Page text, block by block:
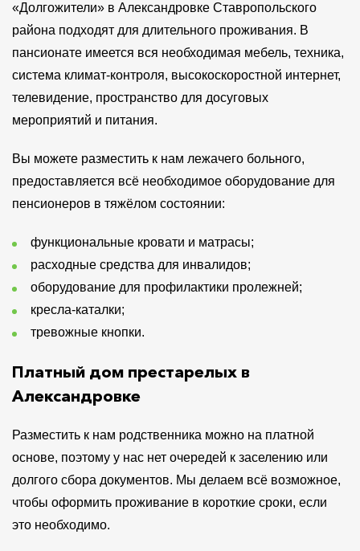
«Долгожители» в Александровке Ставропольского
района подходят для длительного проживания. В
пансионате имеется вся необходимая мебель, техника,
система климат-контроля, высокоскоростной интернет,
телевидение, пространство для досуговых
мероприятий и питания.
Вы можете разместить к нам лежачего больного,
предоставляется всё необходимое оборудование для
пенсионеров в тяжёлом состоянии:
функциональные кровати и матрасы;
расходные средства для инвалидов;
оборудование для профилактики пролежней;
кресла-каталки;
тревожные кнопки.
Платный дом престарелых в
Александровке
Разместить к нам родственника можно на платной
основе, поэтому у нас нет очередей к заселению или
долгого сбора документов. Мы делаем всё возможное,
чтобы оформить проживание в короткие сроки, если
это необходимо.